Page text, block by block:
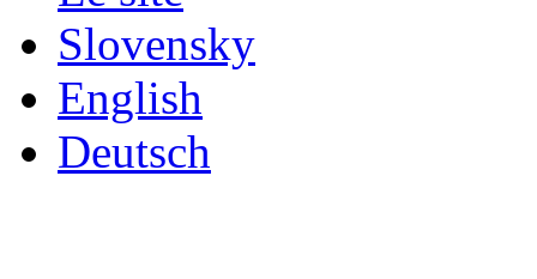
Slovensky
English
Deutsch